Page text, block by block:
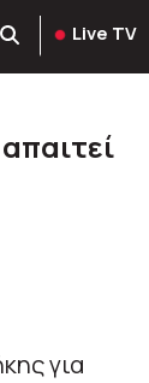
Live TV